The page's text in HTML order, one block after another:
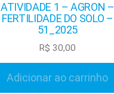
ATIVIDADE 1 – AGRON –
FERTILIDADE DO SOLO –
51_2025
R$ 30,00
Adicionar ao carrinho